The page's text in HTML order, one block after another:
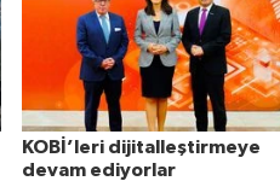
KOBİ’leri dijitalleştirmeye
devam ediyorlar